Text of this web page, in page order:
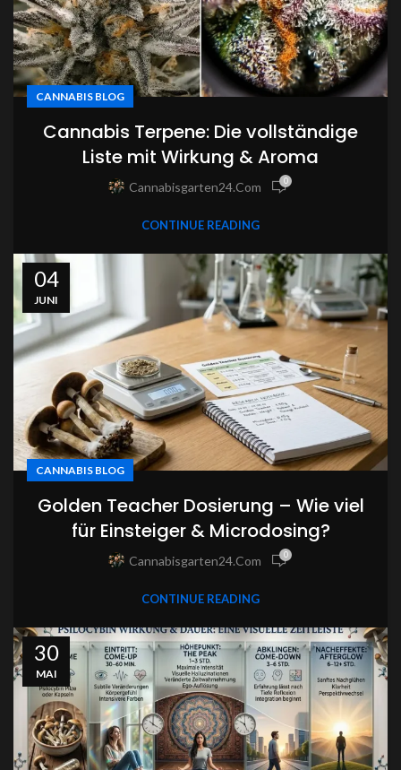
CANNABIS BLOG
Cannabis Terpene: Die vollständige
Liste mit Wirkung & Aroma
Cannabisgarten24.com 0
CONTINUE READING
04
JUNI
CANNABIS BLOG
Golden Teacher Dosierung – Wie viel
für Einsteiger & Microdosing?
Cannabisgarten24.com 0
CONTINUE READING
30
MAI